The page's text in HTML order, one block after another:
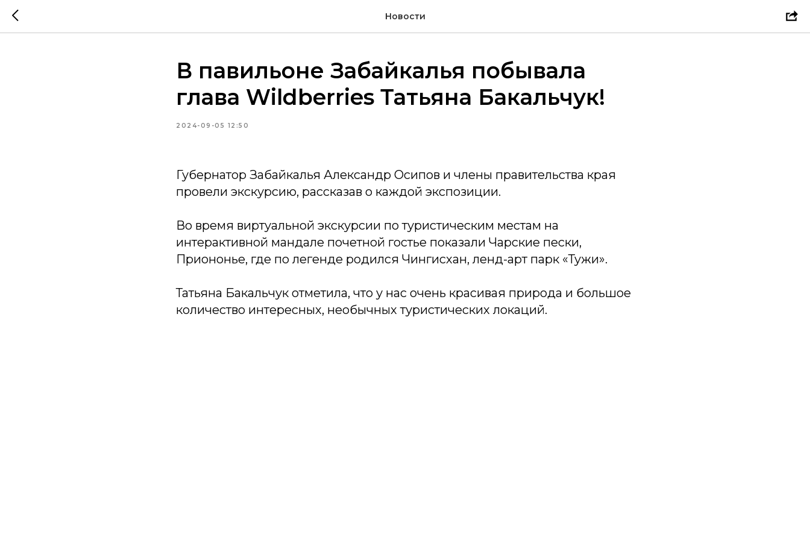
Новости
В павильоне Забайкалья побывала
глава Wildberries Татьяна Бакальчук!
2024-09-05 12:50
Губернатор Забайкалья Александр Осипов и члены правительства края
провели экскурсию, рассказав о каждой экспозиции.
Во время виртуальной экскурсии по туристическим местам на
интерактивной мандале почетной гостье показали Чарские пески,
Приононье, где по легенде родился Чингисхан, ленд-арт парк «Тужи».
Татьяна Бакальчук отметила, что у нас очень красивая природа и большое
количество интересных, необычных туристических локаций.